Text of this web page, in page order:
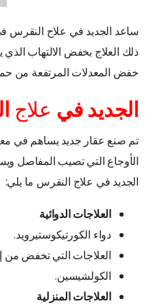
ساعد الجديد في علاج النقرس
ذلك العلاج بخفض الالتهاب
خفض المعدلات المرتفعة من
الجديد في علاج
تم صنع عقار جديد يساهم في
الأوجاع التي تصيب المفاصل
الجديد في علاج النقرس ما يلي:
العلاجات الدوائية
دواء الكورتيكوستيرويد.
العلاجات التي تخفض
الكولشيسين.
العلاجات المنزلية